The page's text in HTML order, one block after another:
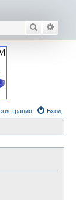
Поиск
Вход